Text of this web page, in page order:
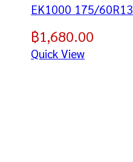
EK1000 175/60R13
฿1,680.00
Quick View